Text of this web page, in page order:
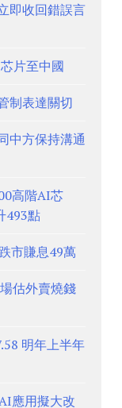
即收回錯誤言
片至中國
制表達關切
中方保持溝通
高階AI芯
點
市賺息49萬
估外賣燒錢
明年上半年
應用擬大改